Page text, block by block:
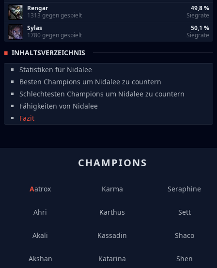
Rengar
1313 gegen gespielt
49,8 %
Siegrate
Sylas
1780 gegen gespielt
50,1 %
Siegrate
INHALTSVERZEICHNIS
Statistiken für Nidalee
Besten Champions um Nidalee zu countern
Schlechtesten Champions um Nidalee zu countern
Fähigkeiten von Nidalee
Fazit
CHAMPIONS
Aatrox
Ahri
Akali
Akshan
Karma
Karthus
Kassadin
Katarina
Seraphine
Sett
Shaco
Shen